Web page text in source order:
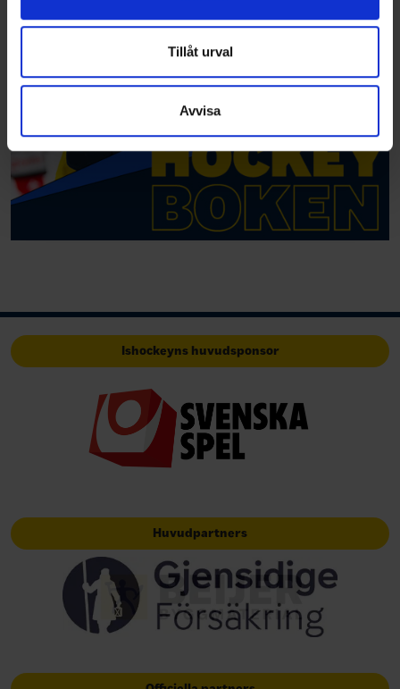
annons- och analysföretag som vi samarbetar med.
Dessa kan i sin tur kombinera informationen med annan
information som du har tillhandahållit eller som de har
samlat in när du har använt deras tjänster.
Tillåt urval
Avvisa
Ishockeyns huvudsponsor
Huvudpartners